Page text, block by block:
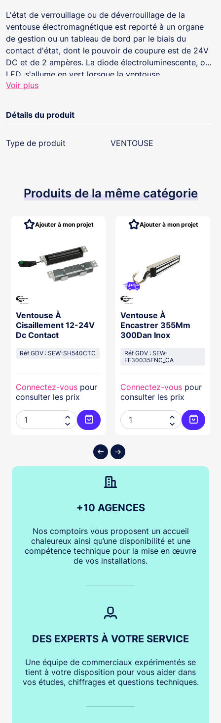
L'état de verrouillage ou de déverrouillage de la
ventouse électromagnétique est reporté à un organe
de gestion ou un tableau de bord par le biais du
contact d'état, dont le pouvoir de coupure est de 24V
DC et de 2 ampères. La diode électroluminescente, ou
LED, s'allume en vert lorsque la ventouse
électromagnétique est condamnée, en rouge lorsqu'elle
Voir plus
Détails du produit
Type de produit VENTOUSE
Produits de la même catégorie
au panier
Ventouse À
Cisaillement 12-24V
Dc Contact
Réf GDV : SEW-SH540CTC
Connectez-vous pour
consulter les prix


Ajouter au panier
Ajouter à mon projet
Ventouse À
Encastrer 355Mm
300Dan Inox
Réf GDV : SEW-
EF30035ENC_CA
Connectez-vous pour
consulter les prix


Ajouter à mon projet
+10 AGENCES
Nos comptoirs vous proposent un accueil
chaleureux ainsi qu’une disponibilité et une
compétence technique pour la mise en œuvre
de vos installations.
DES EXPERTS À VOTRE SERVICE
Une équipe de commerciaux expérimentés se
tient à votre disposition pour vous aider dans
vos études, chiffrages et questions techniques.